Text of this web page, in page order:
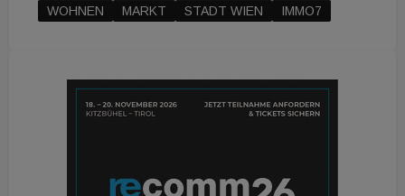
WOHNEN
MARKT STADT WIEN IMMO7